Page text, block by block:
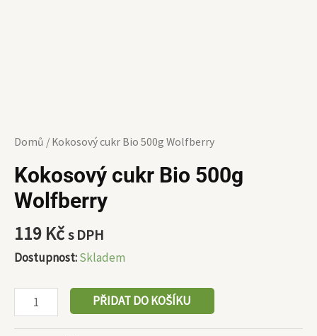
Domů / Kokosový cukr Bio 500g Wolfberry
Kokosový cukr Bio 500g
Wolfberry
119 Kčs DPH
Dostupnost:Skladem
PŘIDAT DO KOŠÍKU